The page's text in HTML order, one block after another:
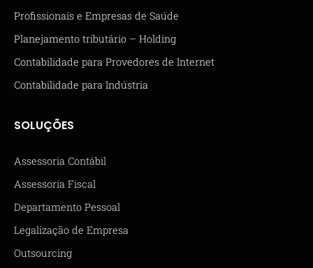
Profissionais e Empresas de Saúde
Planejamento tributário – Holding
Contabilidade para Provedores de Internet
Contabilidade para Indústria
SOLUÇÕES
Assessoria Contábil
Assessoria Fiscal
Departamento Pessoal
Legalização de Empresa
Outsourcing